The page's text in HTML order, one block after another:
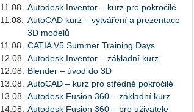
11.08.
Autodesk Inventor – kurz pro pokročilé
11.08.
AutoCAD kurz – vytváření a prezentace
3D modelů
11.08.
CATIA V5 Summer Training Days
12.08.
Autodesk Inventor – základní kurz
12.08.
Blender – úvod do 3D
13.08.
AutoCAD – kurz pro středně pokročilé
13.08.
Autodesk Fusion 360 – základní kurz
14.08.
Autodesk Fusion 360 – pro uživatele